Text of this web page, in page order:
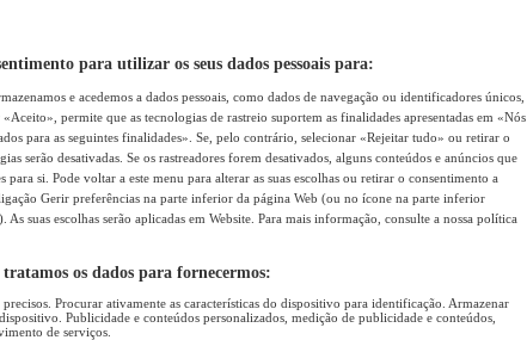
para utilizar os seus dados pessoais para:
e acedemos a dados pessoais, como dados de navegação ou identificadores únicos,
permite que as tecnologias de rastreio suportem as finalidades apresentadas em «Nós
para as seguintes finalidades». Se, pelo contrário, selecionar «Rejeitar tudo» ou retirar o
serão desativadas. Se os rastreadores forem desativados, alguns conteúdos e anúncios que
para si. Pode voltar a este menu para alterar as suas escolhas ou retirar o consentimento a
Gerir preferências na parte inferior da página Web (ou no ícone na parte inferior
As suas escolhas serão aplicadas em Website. Para mais informação, consulte a nossa política
tratamos os dados para fornecermos:
Procurar ativamente as características do dispositivo para identificação. Armazenar
Publicidade e conteúdos personalizados, medição de publicidade e conteúdos,
de serviços.